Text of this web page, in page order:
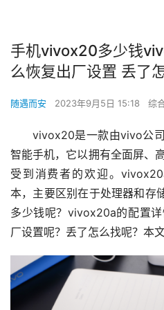
手机vivox20多少钱
么恢复出厂设置 丢了
随遇而安 2023年9月5日 15:18 综
vivox20是一款由vivo公
智能手机，它以拥有全面屏、
受到消费者的欢迎。
本，主要区别在于处理器和存
多少钱呢？vivox20a的配置
厂设置呢？丢了怎么找呢？本